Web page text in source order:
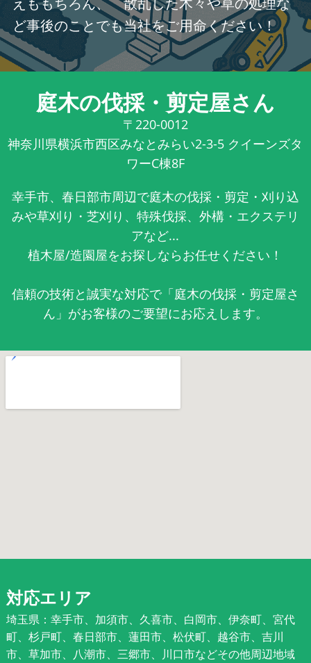
ど事後のことでも当社をご用命ください！
庭木の伐採・剪定屋さん
〒220-0012
神奈川県横浜市西区みなとみらい2-3-5 クイーンズタ
ワーC棟8F
幸手市、春日部市周辺で庭木の伐採・剪定・刈り込
みや草刈り・芝刈り、特殊伐採、外構・エクステリ
アなど...
植木屋/造園屋をお探しならお任せください！
信頼の技術と誠実な対応で「庭木の伐採・剪定屋さ
ん」がお客様のご要望にお応えします。
対応エリア
埼玉県：幸手市、加須市、久喜市、白岡市、伊奈町、宮代
町、杉戸町、春日部市、蓮田市、松伏町、越谷市、吉川
市、草加市、八潮市、三郷市、川口市などその他周辺地域